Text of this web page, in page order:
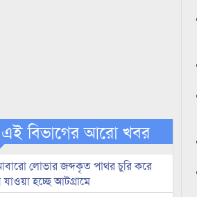
এই বিভাগের আরো খবর
লোভার জব্দকৃত পাথর চুরি করে
যাওয়া হচ্ছে আটগ্রামে